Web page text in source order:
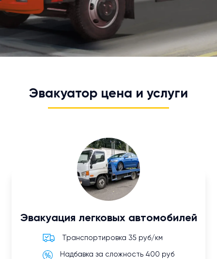
Эвакуатор цена и услуги
Эвакуация легковых автомобилей
Транспортировка 35 руб/км
Надбавка за сложность 400 руб